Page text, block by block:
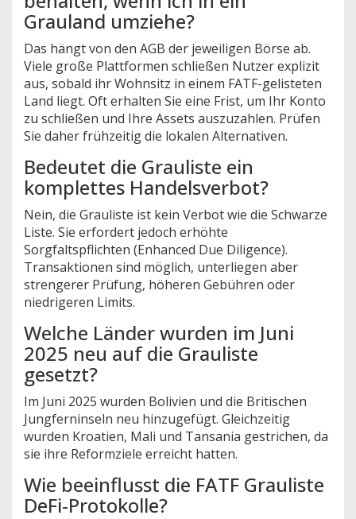
Grauland umziehe?
Das hängt von den AGB der jeweiligen Börse ab.
Viele große Plattformen schließen Nutzer explizit
aus, sobald ihr Wohnsitz in einem FATF-gelisteten
Land liegt. Oft erhalten Sie eine Frist, um Ihr Konto
zu schließen und Ihre Assets auszuzahlen. Prüfen
Sie daher frühzeitig die lokalen Alternativen.
Bedeutet die Grauliste ein
komplettes Handelsverbot?
Nein, die Grauliste ist kein Verbot wie die Schwarze
Liste. Sie erfordert jedoch erhöhte
Sorgfaltspflichten (Enhanced Due Diligence).
Transaktionen sind möglich, unterliegen aber
strengerer Prüfung, höheren Gebühren oder
niedrigeren Limits.
Welche Länder wurden im Juni
2025 neu auf die Grauliste
gesetzt?
Im Juni 2025 wurden Bolivien und die Britischen
Jungferninseln neu hinzugefügt. Gleichzeitig
wurden Kroatien, Mali und Tansania gestrichen, da
sie ihre Reformziele erreicht hatten.
Wie beeinflusst die FATF Grauliste
DeFi-Protokolle?